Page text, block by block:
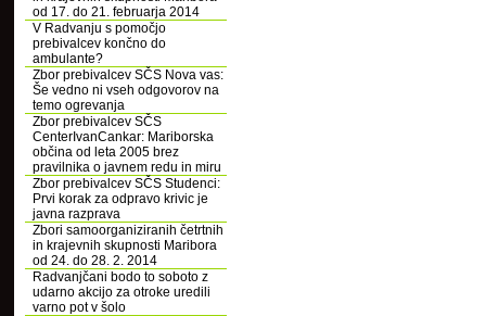
od 17. do 21. februarja 2014
V Radvanju s pomočjo
prebivalcev končno do
ambulante?
Zbor prebivalcev SČS Nova vas:
Še vedno ni vseh odgovorov na
temo ogrevanja
Zbor prebivalcev SČS
CenterIvanCankar: Mariborska
občina od leta 2005 brez
pravilnika o javnem redu in miru
Zbor prebivalcev SČS Studenci:
Prvi korak za odpravo krivic je
javna razprava
Zbori samoorganiziranih četrtnih
in krajevnih skupnosti Maribora
od 24. do 28. 2. 2014
Radvanjčani bodo to soboto z
udarno akcijo za otroke uredili
varno pot v šolo